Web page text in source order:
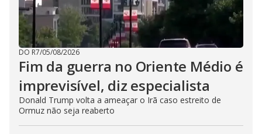
DO R7/05/08/2026
Fim da guerra no Oriente Médio é
imprevisível, diz especialista
Donald Trump volta a ameaçar o Irã caso estreito de
Ormuz não seja reaberto